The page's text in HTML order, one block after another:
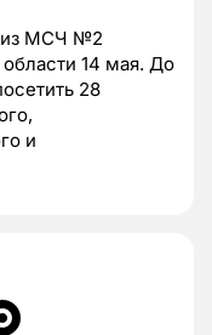
из МСЧ №2
14 мая. До
28
и